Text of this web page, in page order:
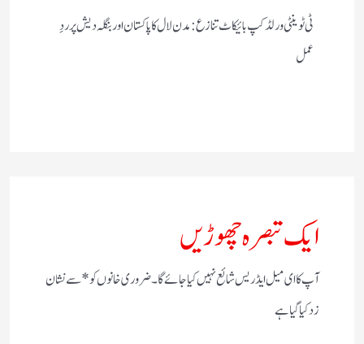
ٹی ٹوینٹی ورلڈ کپ بائیکاٹ تنازع: مدن لال کا پاکستان اور بنگلہ دیش پر ردِ
عمل
ایک تبصرہ چھوڑیں
آپ کا ای میل ایڈریس شائع نہیں کیا جائے گا۔ضروری خانوں کو*سے نشان
زد کیا گیا ہے